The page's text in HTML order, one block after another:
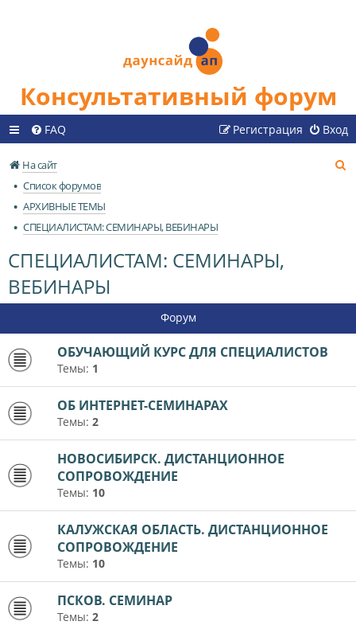
Консультативный форум
FAQ Вход
Регистрация
На сайт
Список форумов
АРХИВНЫЕ ТЕМЫ
СПЕЦИАЛИСТАМ: СЕМИНАРЫ, ВЕБИНАРЫ
СПЕЦИАЛИСТАМ: СЕМИНАРЫ,
ВЕБИНАРЫ
Форум
ОБУЧАЮЩИЙ КУРС ДЛЯ СПЕЦИАЛИСТОВ
Темы: 1
ОБ ИНТЕРНЕТ-СЕМИНАРАХ
Темы: 2
НОВОСИБИРСК. ДИСТАНЦИОННОЕ
СОПРОВОЖДЕНИЕ
Темы: 10
КАЛУЖСКАЯ ОБЛАСТЬ. ДИСТАНЦИОННОЕ
СОПРОВОЖДЕНИЕ
Темы: 10
ПСКОВ. СЕМИНАР
Темы: 2